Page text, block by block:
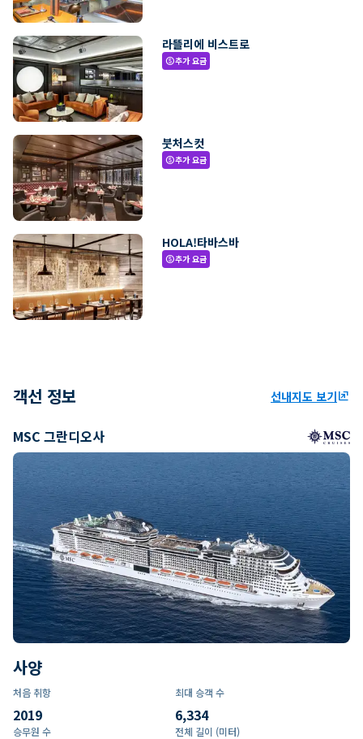
라뜰리에 비스트로
paid추가 요금
붓처스컷
paid추가 요금
HOLA!타바스바
paid추가 요금
객선 정보 선내지도 보기ungroup
MSC 그란디오사
사양
처음 취항
2019
최대 승객 수
6,334
승무원 수 전체 길이 (미터)